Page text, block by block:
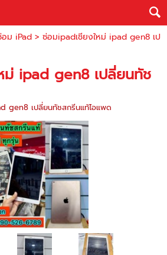
ม iPad> ซ่อมipadเชียงใหม่ ipad gen8 เป
ม่ ipad gen8 เปลี่ยนทัช
gen8 เปลี่ยนทัชสกรีนแท้ไอแพด